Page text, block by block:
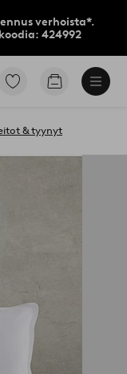
verhoista*.
424992
Siirry
Siirry
& tyynyt